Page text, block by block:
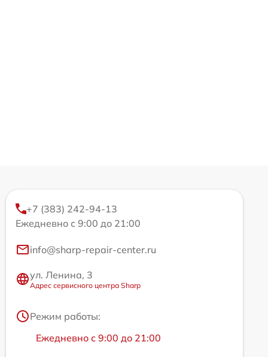
+7 (383) 242-94-13
Ежедневно с 9:00 до 21:00
info@sharp-repair-center.ru
ул. Ленина, 3
Адрес сервисного центра Sharp
Режим работы:
Ежедневно с 9:00 до 21:00